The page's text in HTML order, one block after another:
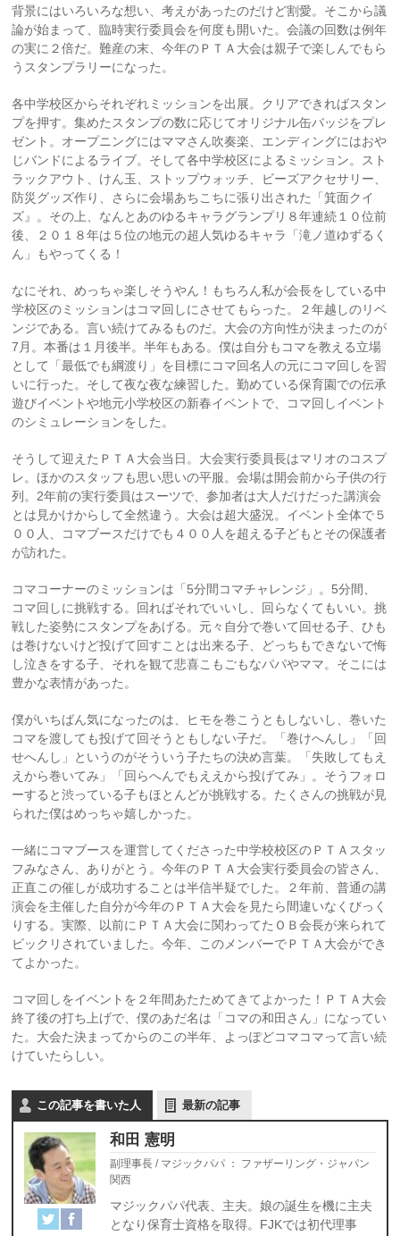
背景にはいろいろな想い、考えがあったのだけど割愛。そこから議
論が始まって、臨時実行委員会を何度も開いた。会議の回数は例年
の実に２倍だ。難産の末、今年のＰＴＡ大会は親子で楽しんでもら
うスタンプラリーになった。
各中学校区からそれぞれミッションを出展。クリアできればスタン
プを押す。集めたスタンプの数に応じてオリジナル缶バッジをプレ
ゼント。オープニングにはママさん吹奏楽、エンディングにはおや
じバンドによるライブ。そして各中学校区によるミッション。スト
ラックアウト、けん玉、ストップウォッチ、ビーズアクセサリー、
防災グッズ作り、さらに会場あちこちに張り出された「箕面クイ
ズ』。その上、なんとあのゆるキャラグランプリ８年連続１０位前
後、２０１８年は５位の地元の超人気ゆるキャラ「滝ノ道ゆずるく
ん」もやってくる！
なにそれ、めっちゃ楽しそうやん！もちろん私が会長をしている中
学校区のミッションはコマ回しにさせてもらった。２年越しのリベ
ンジである。言い続けてみるものだ。大会の方向性が決まったのが
7月。本番は１月後半。半年もある。僕は自分もコマを教える立場
として「最低でも綱渡り」を目標にコマ回名人の元にコマ回しを習
いに行った。そして夜な夜な練習した。勤めている保育園での伝承
遊びイベントや地元小学校区の新春イベントで、コマ回しイベント
のシミュレーションをした。
そうして迎えたＰＴＡ大会当日。大会実行委員長はマリオのコスプ
レ。ほかのスタッフも思い思いの平服。会場は開会前から子供の行
列。2年前の実行委員はスーツで、参加者は大人だけだった講演会
とは見かけからして全然違う。大会は超大盛況。イベント全体で５
００人、コマブースだけでも４００人を超える子どもとその保護者
が訪れた。
コマコーナーのミッションは「5分間コマチャレンジ」。5分間、
コマ回しに挑戦する。回ればそれでいいし、回らなくてもいい。挑
戦した姿勢にスタンプをあげる。元々自分で巻いて回せる子、ひも
は巻けないけど投げて回すことは出来る子、どっちもできないで悔
し泣きをする子、それを観て悲喜こもごもなパパやママ。そこには
豊かな表情があった。
僕がいちばん気になったのは、ヒモを巻こうともしないし、巻いた
コマを渡しても投げて回そうともしない子だ。「巻けへんし」「回
せへんし」というのがそういう子たちの決め言葉。「失敗してもえ
えから巻いてみ」「回らへんでもええから投げてみ」。そうフォロ
ーすると渋っている子もほとんどが挑戦する。たくさんの挑戦が見
られた僕はめっちゃ嬉しかった。
一緒にコマブースを運営してくださった中学校校区のＰＴＡスタッ
フみなさん、ありがとう。今年のＰＴＡ大会実行委員会の皆さん、
正直この催しが成功することは半信半疑でした。２年前、普通の講
演会を主催した自分が今年のＰＴＡ大会を見たら間違いなくびっく
りする。実際、以前にＰＴＡ大会に関わってたＯＢ会長が来られて
ビックリされていました。今年、このメンバーでＰＴＡ大会ができ
てよかった。
コマ回しをイベントを２年間あたためてきてよかった！ＰＴＡ大会
終了後の打ち上げで、僕のあだ名は「コマの和田さん」になってい
た。大会た決まってからのこの半年、よっぽどコマコマって言い続
けていたらしい。
この記事を書いた人 最新の記事
和田 憲明
副理事長 / マジックパパ ： ファザーリング・ジャパン
関西
マジックパパ代表、主夫。娘の誕生を機に主夫
となり保育士資格を取得。FJKでは初代理事